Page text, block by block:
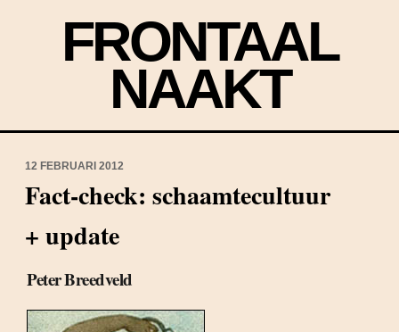
FRONTAAL
NAAKT
12 FEBRUARI 2012
Fact-check: schaamtecultuur
+ update
Peter Breedveld